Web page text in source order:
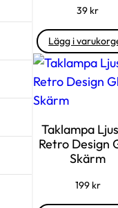
39 kr
Lägg i
Taklampa
Retro Design
Skärm
199 kr